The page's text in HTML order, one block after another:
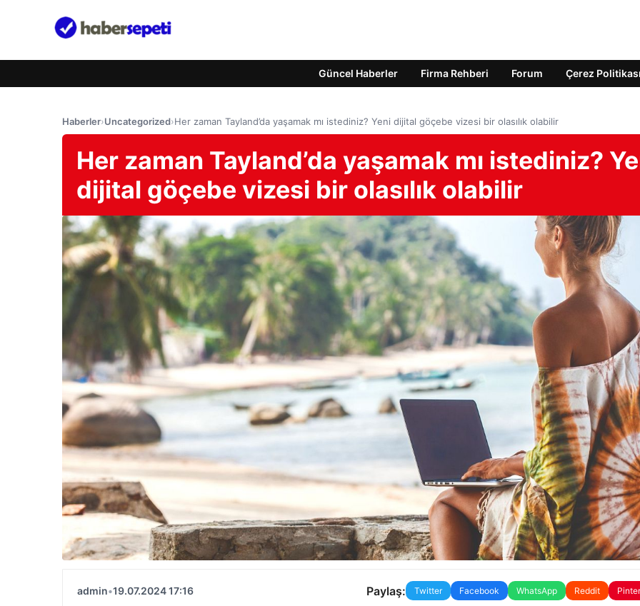
Güncel Haberler Firma Rehberi Forum Çerez Politikası
Haberler›Uncategorized›Her zaman Tayland’da yaşamak mı istediniz? Yeni dijital göçebe vizesi bir olasılık olabilir
Her zaman Tayland’da yaşamak mı istediniz?
dijital göçebe vizesi bir olasılık olabilir
admin•19.07.2024 17:16 Paylaş: Twitter Facebook WhatsApp Reddit